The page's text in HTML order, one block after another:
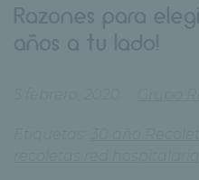
Razones para
años a tu lado!